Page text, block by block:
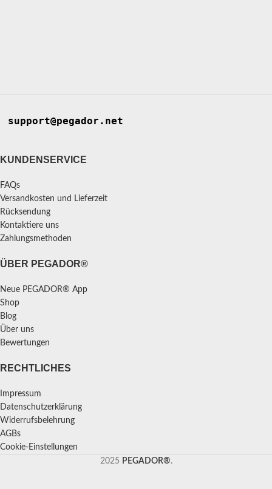
support@pegador.net
KUNDENSERVICE
FAQs
Versandkosten und Lieferzeit
Rücksendung
Kontaktiere uns
Zahlungsmethoden
ÜBER PEGADOR®
Neue PEGADOR® App
Shop
Blog
Über uns
Bewertungen
RECHTLICHES
Impressum
Datenschutzerklärung
Widerrufsbelehrung
AGBs
Cookie-Einstellungen
2025 PEGADOR®.